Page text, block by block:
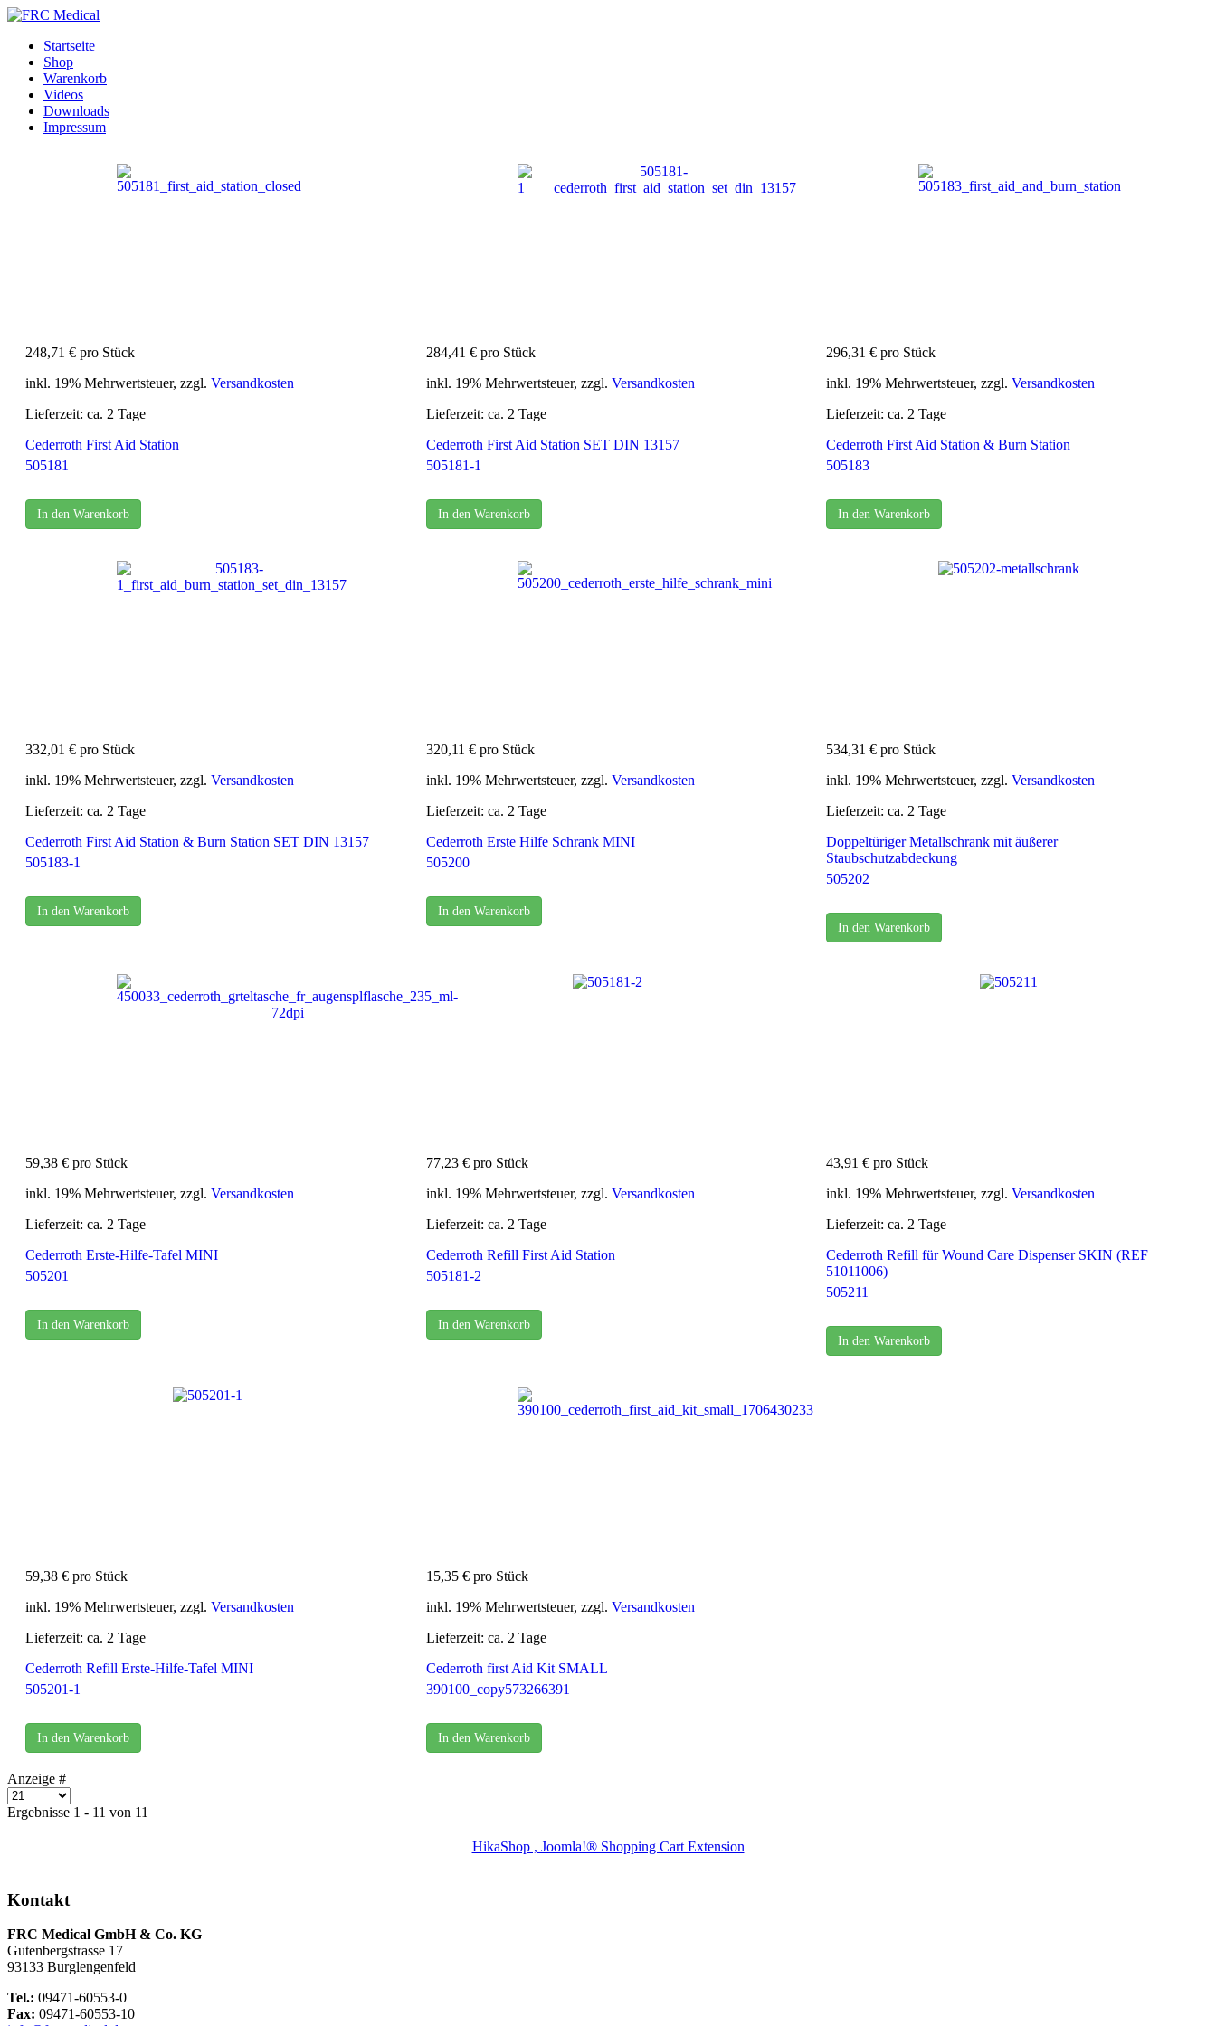
Startseite
Shop
Warenkorb
Videos
Downloads
Impressum
248,71 € pro Stück
inkl. 19% Mehrwertsteuer, zzgl. Versandkosten
Lieferzeit: ca. 2 Tage
Cederroth First Aid Station
505181
In den Warenkorb
284,41 € pro Stück
inkl. 19% Mehrwertsteuer, zzgl. Versandkosten
Lieferzeit: ca. 2 Tage
Cederroth First Aid Station SET DIN 13157
505181-1
In den Warenkorb
296,31 € pro Stück
inkl. 19% Mehrwertsteuer, zzgl.Versandkosten
Lieferzeit: ca. 2 Tage
Cederroth First Aid Station & Burn Station
505183
In den Warenkorb
332,01 € pro Stück
inkl. 19% Mehrwertsteuer, zzgl. Versandkosten
Lieferzeit: ca. 2 Tage
Cederroth First Aid Station & Burn Station SET DIN 13157
505183-1
In den Warenkorb
320,11 € pro Stück
inkl. 19% Mehrwertsteuer, zzgl. Versandkosten
Lieferzeit: ca. 2 Tage
Cederroth Erste Hilfe Schrank MINI
505200
In den Warenkorb
534,31 € pro Stück
inkl. 19% Mehrwertsteuer, zzgl.Versandkosten
Lieferzeit: ca. 2 Tage
Doppeltüriger Metallschrank mit äußerer
Staubschutzabdeckung
505202
In den Warenkorb
59,38 € pro Stück
inkl. 19% Mehrwertsteuer, zzgl. Versandkosten
Lieferzeit: ca. 2 Tage
Cederroth Erste-Hilfe-Tafel MINI
505201
In den Warenkorb
77,23 € pro Stück
inkl. 19% Mehrwertsteuer, zzgl. Versandkosten
Lieferzeit: ca. 2 Tage
Cederroth Refill First Aid Station
505181-2
In den Warenkorb
43,91 € pro Stück
inkl. 19% Mehrwertsteuer, zzgl.Versandkosten
Lieferzeit: ca. 2 Tage
Cederroth Refill für Wound Care Dispenser SKIN (REF
51011006)
505211
In den Warenkorb
59,38 € pro Stück
inkl. 19% Mehrwertsteuer, zzgl. Versandkosten
Lieferzeit: ca. 2 Tage
Cederroth Refill Erste-Hilfe-Tafel MINI
505201-1
In den Warenkorb
15,35 € pro Stück
inkl. 19% Mehrwertsteuer, zzgl. Versandkosten
Lieferzeit: ca. 2 Tage
Cederroth first Aid Kit SMALL
390100_copy573266391
In den Warenkorb
Anzeige #
Ergebnisse 1 - 11 von 11
HikaShop , Joomla!® Shopping Cart Extension
Kontakt
FRC Medical GmbH & Co. KG
Gutenbergstrasse 17
93133 Burglengenfeld
Tel.: 09471-60553-0
Fax: 09471-60553-10